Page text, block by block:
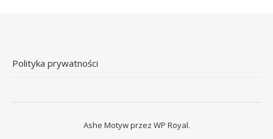
Polityka prywatności
Ashe Motyw przez WP Royal.